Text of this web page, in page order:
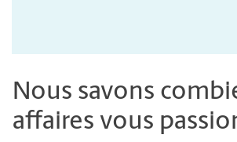
Nous savons
affaires vous